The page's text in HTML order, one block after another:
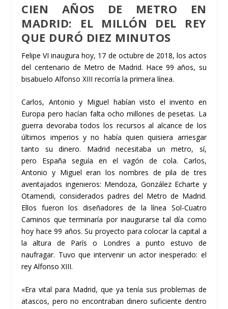
CIEN AÑOS DE METRO EN
MADRID: EL MILLÓN DEL REY
QUE DURÓ DIEZ MINUTOS
Felipe VI inaugura hoy, 17 de octubre de 2018, los actos
del centenario de Metro de Madrid. Hace 99 años, su
bisabuelo Alfonso XIII recorría la primera línea.
Carlos, Antonio y Miguel habían visto el invento en
Europa pero hacían falta ocho millones de pesetas. La
guerra devoraba todos los recursos al alcance de los
últimos imperios y no había quien quisiera arriesgar
tanto su dinero. Madrid necesitaba un metro, sí,
pero España seguía en el vagón de cola. Carlos,
Antonio y Miguel eran los nombres de pila de tres
aventajados ingenieros: Mendoza, González Echarte y
Otamendi, considerados padres del Metro de Madrid.
Ellos fueron los diseñadores de la línea Sol-Cuatro
Caminos que terminaría por inaugurarse tal día como
hoy hace 99 años. Su proyecto para colocar la capital a
la altura de París o Londres a punto estuvo de
naufragar. Tuvo que intervenir un actor inesperado: el
rey Alfonso XIII.
«Era vital para Madrid, que ya tenía sus problemas de
atascos, pero no encontraban dinero suficiente dentro